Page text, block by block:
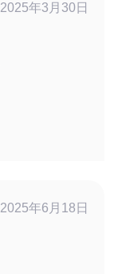
2025年3月30日
2025年6月18日